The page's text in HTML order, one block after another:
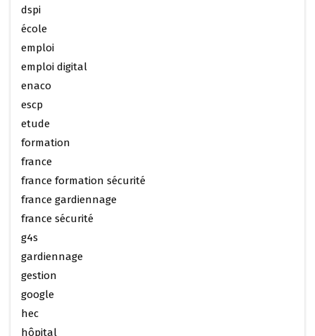
dspi
école
emploi
emploi digital
enaco
escp
etude
formation
france
france formation sécurité
france gardiennage
france sécurité
g4s
gardiennage
gestion
google
hec
hôpital